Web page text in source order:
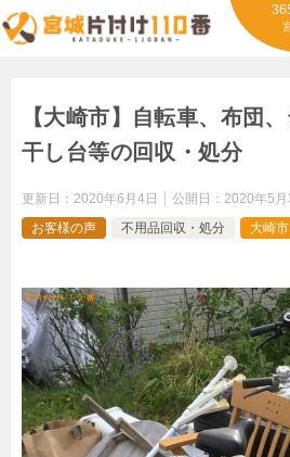
【大崎市】自転車、布団
干し台等の回収・処分
更新日： 2020年6月4日 公開日： 2020年5月
お客様の声
不用品回収・処分 大崎市